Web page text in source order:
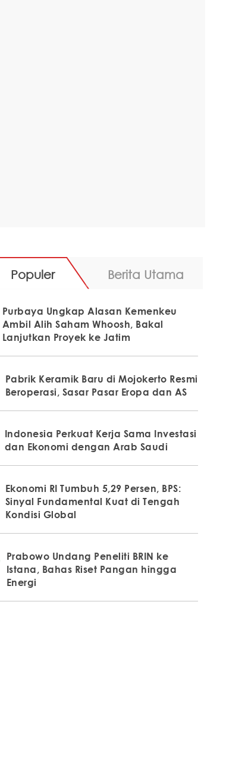
Populer Berita Utama
Purbaya Ungkap Alasan Kemenkeu
Ambil Alih Saham Whoosh, Bakal
Lanjutkan Proyek ke Jatim
Pabrik Keramik Baru di Mojokerto Resmi
Beroperasi, Sasar Pasar Eropa dan AS
Indonesia Perkuat Kerja Sama Investasi
dan Ekonomi dengan Arab Saudi
Ekonomi RI Tumbuh 5,29 Persen, BPS:
Sinyal Fundamental Kuat di Tengah
Kondisi Global
Prabowo Undang Peneliti BRIN ke
Istana, Bahas Riset Pangan hingga
Energi